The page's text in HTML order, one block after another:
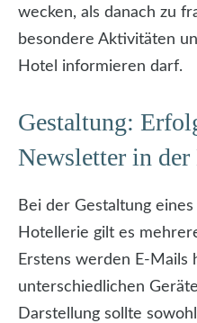
wecken, als danach zu
besondere Aktivitäten
Hotel informieren darf.
Gestaltung:
Newsletter in
Bei der Gestaltung
Hotellerie gilt es
Erstens werden E-Mails
unterschiedlichen
Darstellung sollte